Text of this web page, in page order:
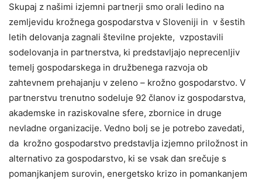
Skupaj z našimi izjemni partnerji smo orali ledino na
zemljevidu krožnega gospodarstva v Sloveniji in v šestih
letih delovanja zagnali številne projekte, vzpostavili
sodelovanja in partnerstva, ki predstavljajo neprecenljiv
temelj gospodarskega in družbenega razvoja ob
zahtevnem prehajanju v zeleno – krožno gospodarstvo. V
partnerstvu trenutno sodeluje 92 članov iz gospodarstva,
akademske in raziskovalne sfere, zbornice in druge
nevladne organizacije. Vedno bolj se je potrebo zavedati,
da krožno gospodarstvo predstavlja izjemno priložnost in
alternativo za gospodarstvo, ki se vsak dan srečuje s
pomanjkanjem surovin, energetsko krizo in pomankanjem